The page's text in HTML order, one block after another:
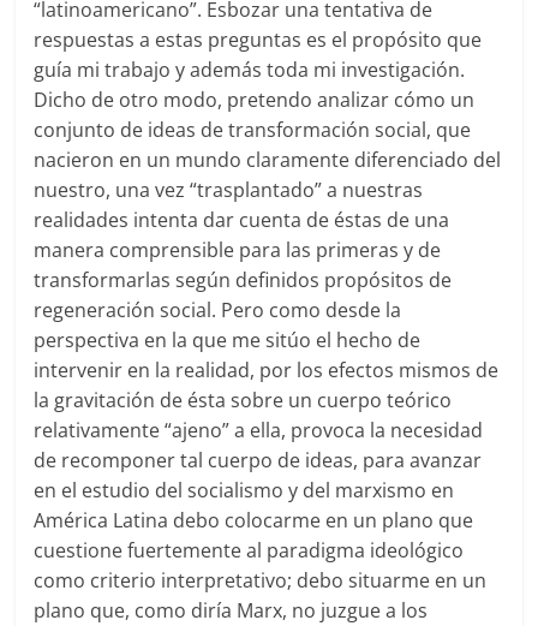
“latinoamericano”. Esbozar una tentativa de
respuestas a estas preguntas es el propósito que
guía mi trabajo y además toda mi investigación.
Dicho de otro modo, pretendo analizar cómo un
conjunto de ideas de transformación social, que
nacieron en un mundo claramente diferenciado del
nuestro, una vez “trasplantado” a nuestras
realidades intenta dar cuenta de éstas de una
manera comprensible para las primeras y de
transformarlas según definidos propósitos de
regeneración social. Pero como desde la
perspectiva en la que me sitúo el hecho de
intervenir en la realidad, por los efectos mismos de
la gravitación de ésta sobre un cuerpo teórico
relativamente “ajeno” a ella, provoca la necesidad
de recomponer tal cuerpo de ideas, para avanzar
en el estudio del socialismo y del marxismo en
América Latina debo colocarme en un plano que
cuestione fuertemente al paradigma ideológico
como criterio interpretativo; debo situarme en un
plano que, como diría Marx, no juzgue a los